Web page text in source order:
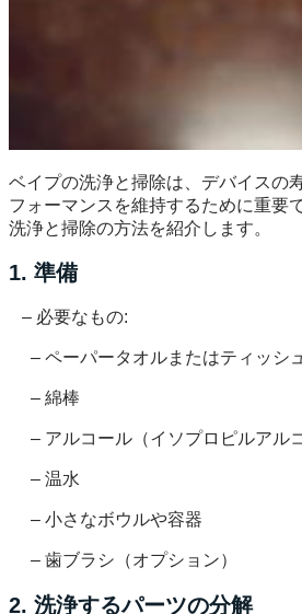
ベイプの洗浄と掃除は、デバイスの
フォーマンスを維持するために重要
洗浄と掃除の方法を紹介します。
1. 準備
– 必要なもの:
– ペーパータオルまたはティッシュ
– 綿棒
– アルコール（イソプロピルアル
– 温水
– 小さなボウルや容器
– 歯ブラシ（オプション）
2. 洗浄するパーツの分解